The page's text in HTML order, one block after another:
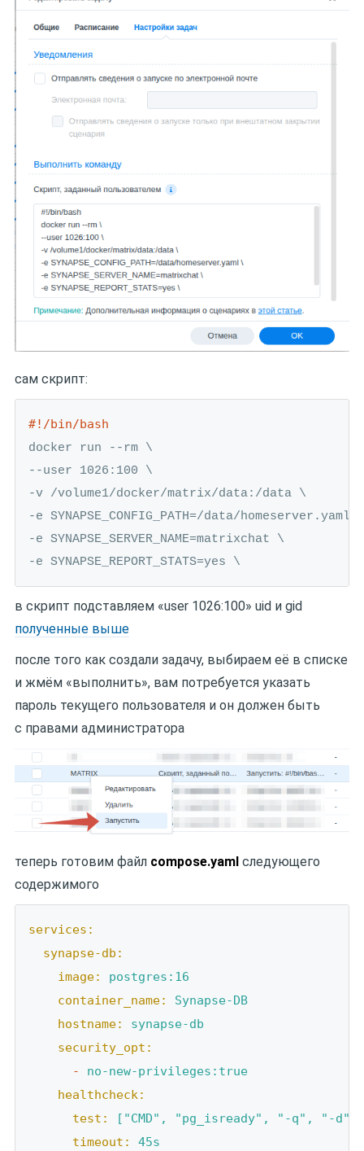
сам скрипт:
#!/bin/bash
docker run --rm \
--user 1026:100 \
-v /volume1/docker/matrix/data:/data \
-e SYNAPSE_CONFIG_PATH=/data/homeserver.yaml \
-e SYNAPSE_SERVER_NAME=matrixchat \
-e SYNAPSE_REPORT_STATS=yes \
в скрипт подставляем «user 1026:100» uid и gid
полученные выше
после того как создали задачу, выбираем её в списке
и жмём «выполнить», вам потребуется указать
пароль текущего пользователя и он должен быть
с правами администратора
теперь готовим файл compose.yaml следующего
содержимого
services:
synapse-db:
image:
postgres:16
container_name:
Synapse-DB
hostname:
synapse-db
security_opt:
-
no-new-privileges:true
healthcheck:
test:
["CMD", "pg_isready" , "-q" , "-d"
timeout:
45s